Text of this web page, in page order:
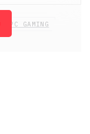
PC GAMING